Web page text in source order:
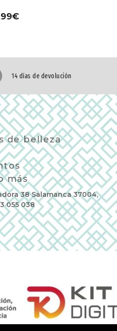
€
14 días de devolución
de belleza
más
38 Salamanca 37004,
055 038